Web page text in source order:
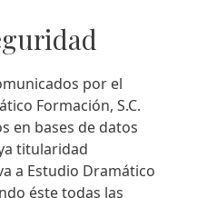
por el
Formación, S.C.
en bases de datos
titularidad
a Estudio Dramático
éste todas las